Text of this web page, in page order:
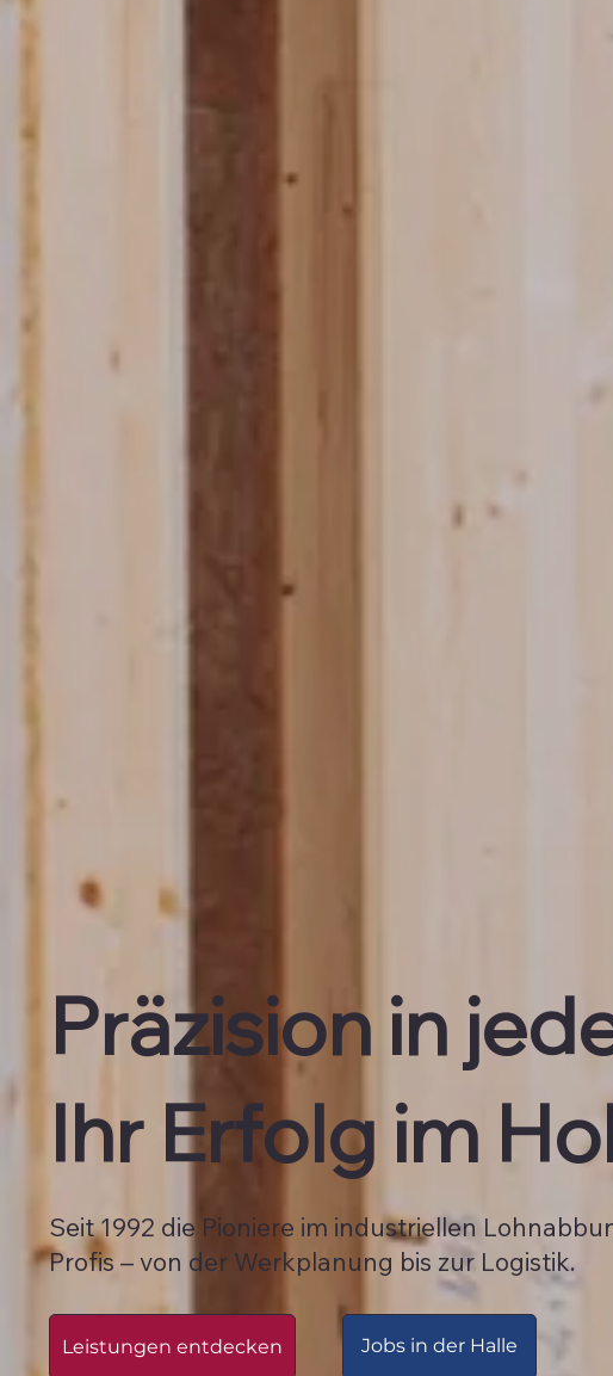
Präzision in
Ihr Erfolg im
Seit 1992 die Pioniere im industriellen
Profis – von der Werkplanung bis zur Logistik.
Leistungen entdecken Jobs in der Halle